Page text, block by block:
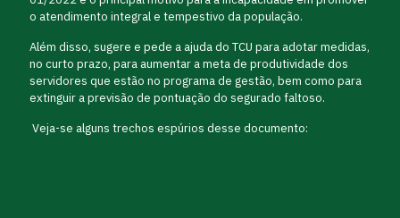
o atendimento integral e tempestivo da população.
Além disso, sugere e pede a ajuda do TCU para adotar medidas,
no curto prazo, para aumentar a meta de produtividade dos
servidores que estão no programa de gestão, bem como para
extinguir a previsão de pontuação do segurado faltoso.
Veja-se alguns trechos espúrios desse documento: